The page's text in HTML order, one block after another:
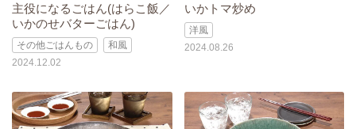
主役になるごはん(はらこ飯／
いかのせバターごはん)
その他ごはんもの
和風
2024.12.02
いかトマ炒め
洋風
2024.08.26